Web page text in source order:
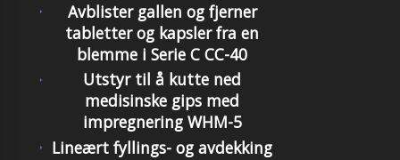
Avblister gallen og fjerner
tabletter og kapsler fra en
blemme i Serie C CC-40
Utstyr til å kutte ned
medisinske gips med
impregnering WHM-5
Lineært fyllings- og avdekking